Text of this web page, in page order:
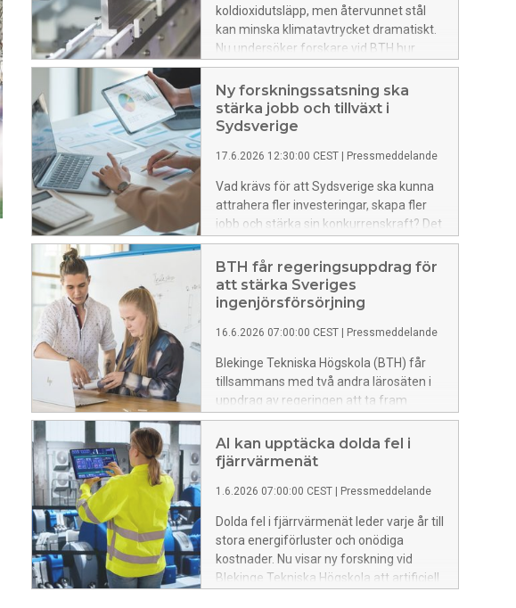
koldioxidutsläpp, men återvunnet stål
kan minska klimatavtrycket dramatiskt.
Nu undersöker forskare vid BTH hur
återvunnet stål kan användas i vanliga
konsumentprodukter utan att kvaliteten
försämras.
Ny forskningssatsning ska
stärka jobb och tillväxt i
Sydsverige
17.6.2026 12:30:00 CEST Pressmeddelande
Vad krävs för att Sydsverige ska kunna
attrahera fler investeringar, skapa fler
jobb och stärka sin konkurrenskraft? Det
ska en ny industridoktorand undersöka
inom ramen för ett samarbete mellan
Blekinge Tekniska Högskola (BTH) och
Sydsvenska Industri- och
BTH får regeringsuppdrag för
att stärka Sveriges
ingenjörsförsörjning
16.6.2026 07:00:00 CEST Pressmeddelande
Blekinge Tekniska Högskola (BTH) får
tillsammans med två andra lärosäten i
uppdrag av regeringen att ta fram
förslag på hur fler studenter på
civilingenjörsutbildningar kan fullfölja
sina studier och ta examen. Uppdraget
stärka Sveriges långsiktiga
kompetensförsörjning inom teknik- och
ingenjörsområdet.
AI kan upptäcka dolda fel i
fjärrvärmenät
1.6.2026 07:00:00 CEST Pressmeddelande
Dolda fel i fjärrvärmenät leder varje år till
stora energiförluster och onödiga
kostnader. Nu visar ny forskning vid
Blekinge Tekniska Högskola att artificiell